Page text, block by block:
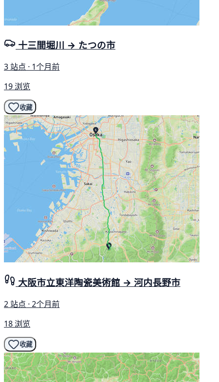
十三間堀川 → たつの市
3 站点 · 1个月前
19 浏览
收藏
大阪市立東洋陶瓷美術館 → 河内長野市
2 站点 · 2个月前
18 浏览
收藏